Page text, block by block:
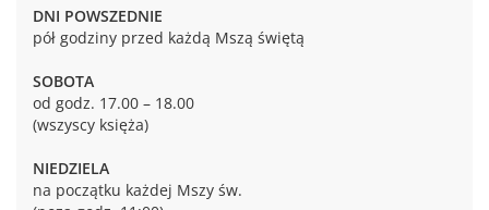
DNI POWSZEDNIE
pół godziny przed każdą Mszą świętą
SOBOTA
od godz. 17.00 – 18.00
(wszyscy księża)
NIEDZIELA
na początku każdej Mszy św.